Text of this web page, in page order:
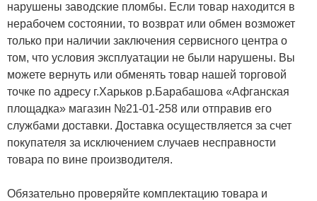
нарушены заводские пломбы. Если товар находится в
нерабочем состоянии, то возврат или обмен возможет
только при наличии заключения сервисного центра о
том, что условия эксплуатации не были нарушены. Вы
можете вернуть или обменять товар нашей торговой
точке по адресу г.Харьков р.Барабашова «Афганская
площадка» магазин №21-01-258 или отправив его
службами доставки. Доставка осуществляется за счет
покупателя за исключением случаев несправности
товара по вине производителя.
Обязательно проверяйте комплектацию товара и